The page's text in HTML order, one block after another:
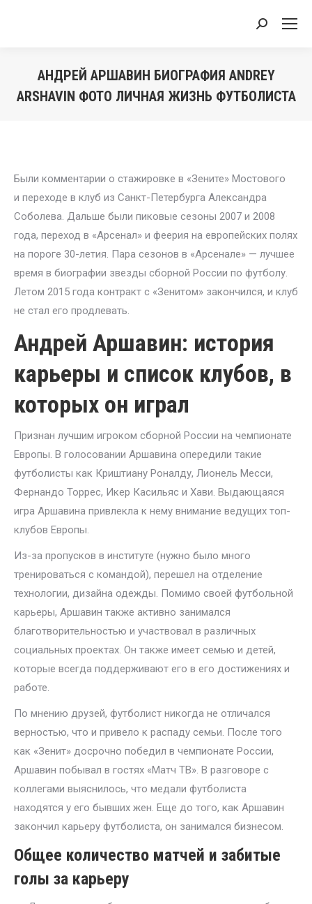
Search:
АНДРЕЙ АРШАВИН БИОГРАФИЯ ANDREY
ARSHAVIN ФОТО ЛИЧНАЯ ЖИЗНЬ ФУТБОЛИСТА
Были комментарии о стажировке в «Зените» Мостового
и переходе в клуб из Санкт-Петербурга Александра
Соболева. Дальше были пиковые сезоны 2007 и 2008
года, переход в «Арсенал» и феерия на европейских полях
на пороге 30-летия. Пара сезонов в «Арсенале» — лучшее
время в биографии звезды сборной России по футболу.
Летом 2015 года контракт с «Зенитом» закончился, и клуб
не стал его продлевать.
Андрей Аршавин: история
карьеры и список клубов, в
которых он играл
Признан лучшим игроком сборной России на чемпионате
Европы. В голосовании Аршавина опередили такие
футболисты как Криштиану Роналду, Лионель Месси,
Фернандо Торрес, Икер Касильяс и Хави. Выдающаяся
игра Аршавина привлекла к нему внимание ведущих топ-
клубов Европы.
Из-за пропусков в институте (нужно было много
тренироваться с командой), перешел на отделение
технологии, дизайна одежды. Помимо своей футбольной
карьеры, Аршавин также активно занимался
благотворительностью и участвовал в различных
социальных проектах. Он также имеет семью и детей,
которые всегда поддерживают его в его достижениях и
работе.
По мнению друзей, футболист никогда не отличался
верностью, что и привело к распаду семьи. После того
как «Зенит» досрочно победил в чемпионате России,
Аршавин побывал в гостях «Матч ТВ». В разговоре с
коллегами выяснилось, что медали футболиста
находятся у его бывших жен. Еще до того, как Аршавин
закончил карьеру футболиста, он занимался бизнесом.
Общее количество матчей и забитые
голы за карьеру